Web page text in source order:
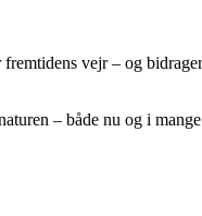
vejr – og
– både nu og i